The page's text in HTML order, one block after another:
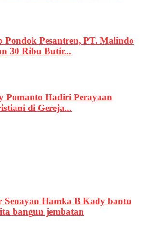
Pondok Pesantren, PT. Malindo
30 Ribu Butir...
Pomanto Hadiri Perayaan
di Gereja...
Senayan Hamka B Kady bantu
bangun jembatan